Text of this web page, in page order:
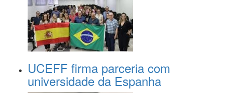
UCEFF firma parceria com
universidade da Espanha